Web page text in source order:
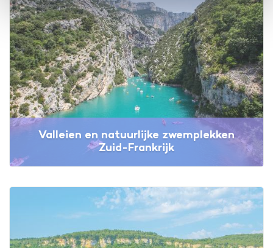
Valleien en natuurlijke zwemplekken
Zuid-Frankrijk